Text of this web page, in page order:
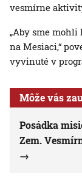
vesmírne
„Aby sme mohli
na Mesiaci,“
vyvinuté v
Môže vás
Posádka
Zem.